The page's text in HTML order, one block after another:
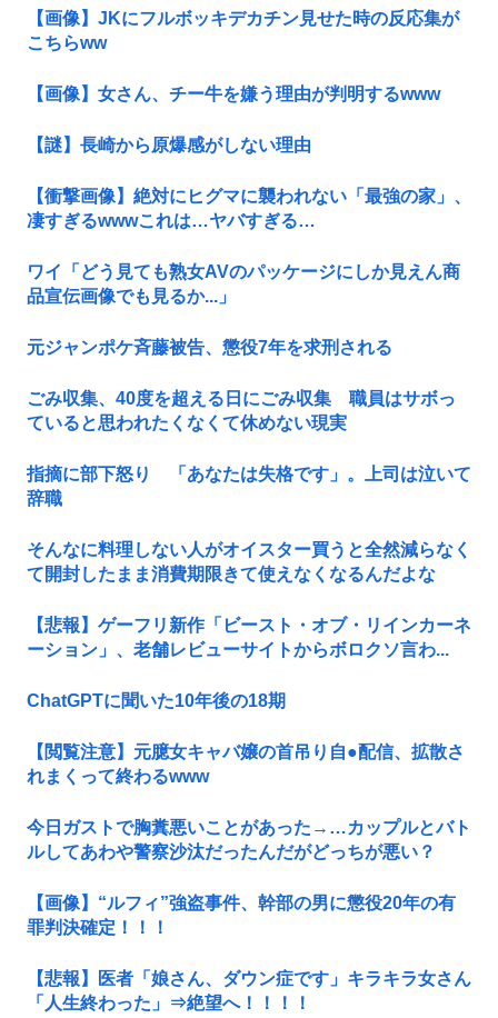
【画像】JKにフルボッキデカチン見せた時の反応集が
こちらww
【画像】女さん、チー牛を嫌う理由が判明するwww
【謎】長崎から原爆感がしない理由
【衝撃画像】絶対にヒグマに襲われない「最強の家」、
凄すぎるwwwこれは…ヤバすぎる…
ワイ「どう見ても熟女AVのパッケージにしか見えん商
品宣伝画像でも見るか...」
元ジャンポケ斉藤被告、懲役7年を求刑される
ごみ収集、40度を超える日にごみ収集 職員はサボっ
ていると思われたくなくて休めない現実
指摘に部下怒り 「あなたは失格です」。上司は泣いて
辞職
そんなに料理しない人がオイスター買うと全然減らなく
て開封したまま消費期限きて使えなくなるんだよな
【悲報】ゲーフリ新作「ビースト・オブ・リインカーネ
ーション」、老舗レビューサイトからボロクソ言わ...
ChatGPTに聞いた10年後の18期
【閲覧注意】元臆女キャバ嬢の首吊り自●配信、拡散さ
れまくって終わるwww
今日ガストで胸糞悪いことがあった→…カップルとバト
ルしてあわや警察沙汰だったんだがどっちが悪い？
【画像】“ルフィ”強盗事件、幹部の男に懲役20年の有
罪判決確定！！！
【悲報】医者「娘さん、ダウン症です」キラキラ女さん
「人生終わった」⇒絶望へ！！！！